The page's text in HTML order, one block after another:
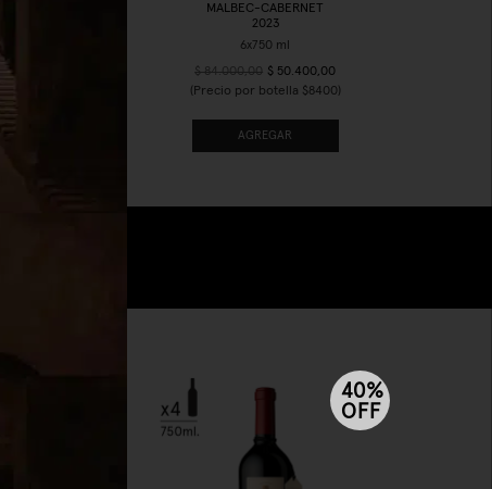
MALBEC-CABERNET
2023
$ 84.000,00 $ 50.400,00
(Precio por botella $8400)
AGREGAR
40%
OFF